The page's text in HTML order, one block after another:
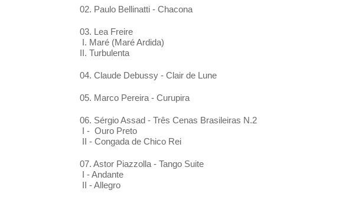
02. Paulo Bellinatti - Chacona
03. Lea Freire
I. Maré (Maré Ardida)
II. Turbulenta
04. Claude Debussy - Clair de Lune
05. Marco Pereira - Curupira
06. Sérgio Assad - Três Cenas Brasileiras N.2
I - Ouro Preto
II - Congada de Chico Rei
07. Astor Piazzolla - Tango Suite
I - Andante
II - Allegro